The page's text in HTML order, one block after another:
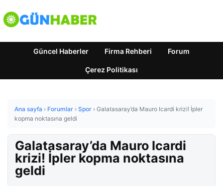
Güncel Haberler Firma Rehberi Forum
Çerez Politikası
Ana sayfa › Forumlar › Spor › Galatasaray’da Mauro Icardi krizi! İpler
kopma noktasına geldi
Galatasaray’da Mauro Icardi
krizi! İpler kopma noktasına
geldi